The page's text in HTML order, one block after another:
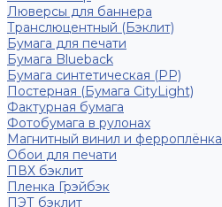
Люверсы для баннера
Транслюцентный (Бэклит)
Бумага для печати
Бумага Blueback
Бумага синтетическая (PP)
Постерная (Бумага CityLight)
Фактурная бумага
Фотобумага в рулонах
Магнитный винил и ферроплёнка
Обои для печати
ПВХ бэклит
Пленка Грэйбэк
ПЭТ бэклит